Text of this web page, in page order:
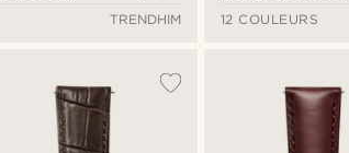
TRENDHIM
Attache rapide
12 COULEURS